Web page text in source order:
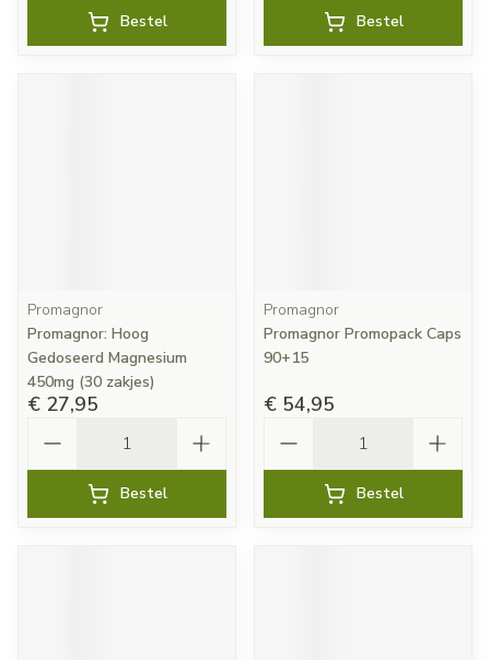
Bestel Bestel
Promagnor
Promagnor: Hoog
Gedoseerd Magnesium
450mg (30 zakjes)
€ 27,95
Bestel
Promagnor
Promagnor Promopack Caps
90+15
€ 54,95
Bestel